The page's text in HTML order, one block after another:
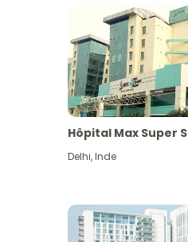
Hôpital Max Super
Delhi,Inde